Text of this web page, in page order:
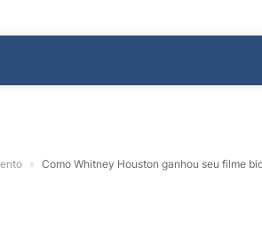
» Como Whitney Houston ganhou seu filme